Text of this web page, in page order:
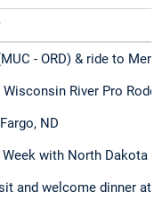
- ORD) & ride to
River Pro
ND
Week with North Dakota
and welcome dinner at